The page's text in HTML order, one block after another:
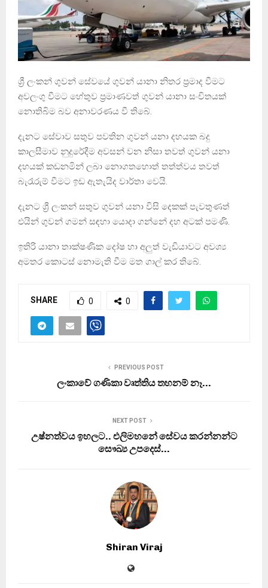
ශ්‍රී ලංකන් ගුවන් සේවයේ ගුවන් යානා නිතර ප්‍රමාද වීමට
අවලංගු වීමට හේතුව ප‍්‍රමාණවත් ගුවන් යානා සංචිතයක්
නොතිබිම බව අනාවරණය වී තිබේ.
දැනට සේවාව සතුව පවතින ගුවන් යනා දහයක බදු
කාලසීමාව නුදුරේදීම අවසන් වන නිසා තවත් ගුවන් යනා
දහයක් කඩනමින් ලබා නොගතහොත් තත්ත්වය තවත්
බැරෑරුම් වීමට ඉඩ ඇතැයිද වාර්තා වෙයි.
දැනට ශ්‍රී ලංකන් සතුව ගුවන් යනා විසි දෙකක් පැවතුණත්
එයින් ගුවන් ගමන් සඳහා යොදා ගන්නේ දහ අටක් පමණි.
ඉතිරි යානා තාක්ෂණික දෝෂ හා අලුත් වැඩියාවට අවශ්‍ය
අමතර කොටස් නොමැති වීම මත ගාල් කර තිබේ.
SHARE 0 0
PREVIOUS POST
ලංකාවේ ගණිකා වෘත්තිය තහනම් නෑ…
NEXT POST
උෂ්නත්වය ඉහලට.. එලිමහනේ සේවය කරන්නන්ට
සෞඛ්‍ය උපදෙස්…
Shiran Viraj